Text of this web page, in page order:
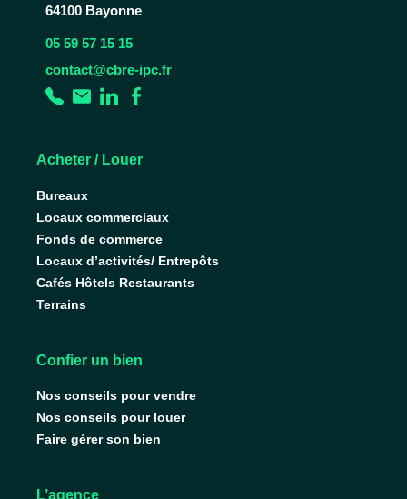
64100 Bayonne
05 59 57 15 15
contact@cbre-ipc.fr
Acheter / Louer
Bureaux
Locaux commerciaux
Fonds de commerce
Locaux d’activités/ Entrepôts
Cafés Hôtels Restaurants
Terrains
Confier un bien
Nos conseils pour vendre
Nos conseils pour louer
Faire gérer son bien
L’agence